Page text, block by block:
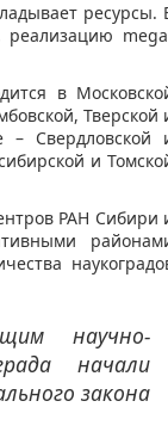
ресурсы.
реализацию
в
Тверской
– Свердловской
и
РАН Сибири
научно-
начали
закона